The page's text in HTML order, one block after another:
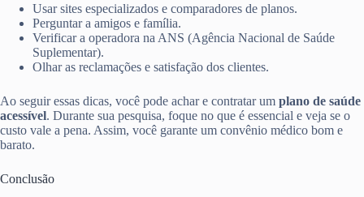
Usar sites especializados e comparadores de planos.
Perguntar a amigos e família.
Verificar a operadora na ANS (Agência Nacional de Saúde
Suplementar).
Olhar as reclamações e satisfação dos clientes.
Ao seguir essas dicas, você pode achar e contratar um plano de saúde
acessível. Durante sua pesquisa, foque no que é essencial e veja se o
custo vale a pena. Assim, você garante um convênio médico bom e
barato.
Conclusão